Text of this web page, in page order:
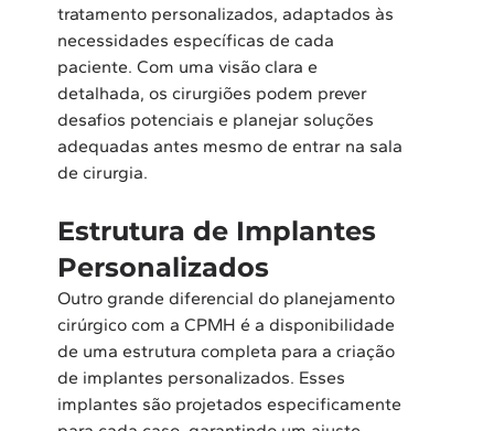
tratamento personalizados, adaptados às
necessidades específicas de cada
paciente. Com uma visão clara e
detalhada, os cirurgiões podem prever
desafios potenciais e planejar soluções
adequadas antes mesmo de entrar na sala
de cirurgia.
Estrutura de Implantes
Personalizados
Outro grande diferencial do planejamento
cirúrgico com a CPMH é a disponibilidade
de uma estrutura completa para a criação
de implantes personalizados. Esses
implantes são projetados especificamente